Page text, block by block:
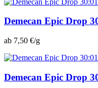
Demecan Epic Drop
ab 7,50 €/g
Demecan Epic Drop